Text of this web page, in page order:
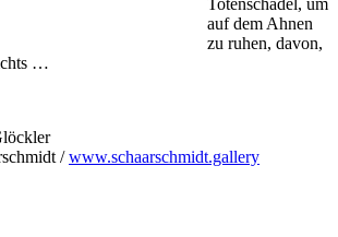
auf dem Ahnen
zu ruhen, davon,
…
/www.schaarschmidt.gallery